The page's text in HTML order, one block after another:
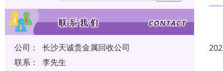
公司：
长沙天诚贵金属回收公司
联系：
李先生